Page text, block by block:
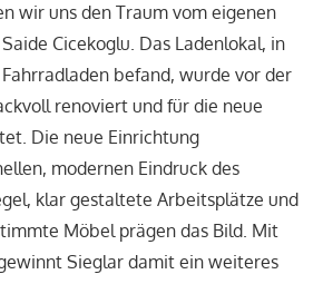
wir uns den Traum vom eigenen
Cicekoglu. Das Ladenlokal, in
befand, wurde vor der
renoviert und für die neue
Die neue Einrichtung
modernen Eindruck des
klar gestaltete Arbeitsplätze und
Möbel prägen das Bild. Mit
Sieglar damit ein weiteres